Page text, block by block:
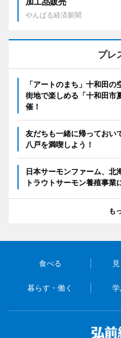
やんばる経済新聞
プレ
「アートのまち」十和田
街地で楽しめる「十和田市
催！
友だちも一緒に帰っておい
八戸を満喫しよう！
日本サーモンファーム、北
トラウトサーモン養殖事業
も
食べる
暮らす・働く